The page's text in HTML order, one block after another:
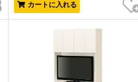
カートに入れる